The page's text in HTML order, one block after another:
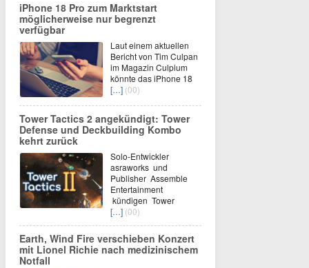
iPhone 18 Pro zum Marktstart
möglicherweise nur begrenzt
verfügbar
Laut einem aktuellen
Bericht von Tim Culpan
im Magazin Culpium
könnte das iPhone 18
[…] (00)
Tower Tactics 2 angekündigt: Tower
Defense und Deckbuilding Kombo
kehrt zurück
Solo-Entwickler
asraworks und
Publisher Assemble
Entertainment
kündigen Tower
[…] (00)
Earth, Wind Fire verschieben Konzert
mit Lionel Richie nach medizinischem
Notfall